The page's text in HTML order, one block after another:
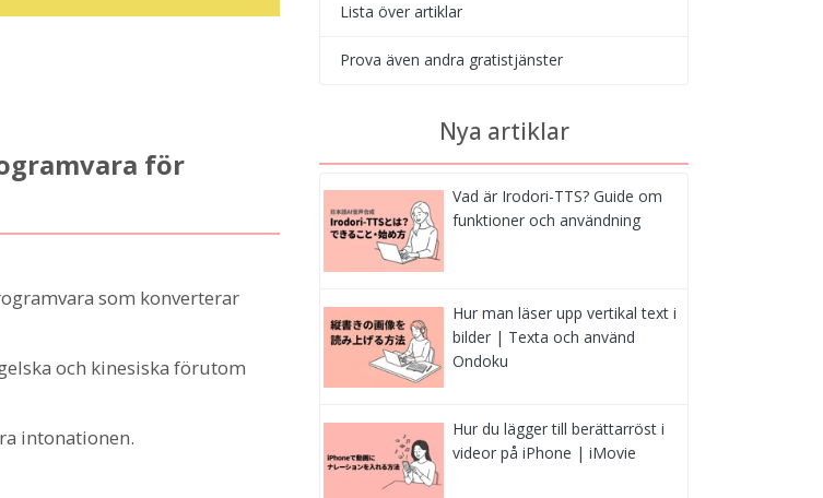
för
som konverterar
och kinesiska förutom
intonationen.
Lista över artiklar
Prova även andra gratistjänster
Nya artiklar
Vad är Irodori-TTS? Guide om
funktioner och användning
Hur man läser upp vertikal text i
bilder | Texta och använd
Ondoku
Hur du lägger till berättarröst i
videor på iPhone | iMovie